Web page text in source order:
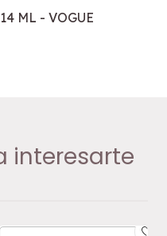
ML - VOGUE
interesarte